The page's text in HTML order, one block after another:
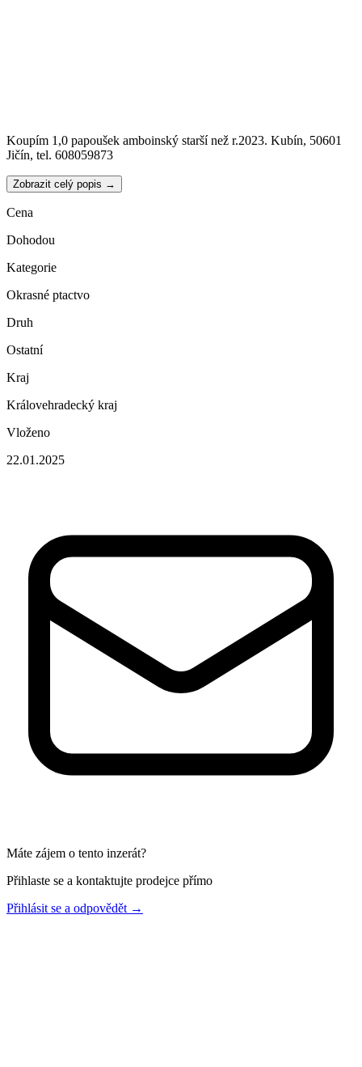
Koupím 1,0 papoušek amboinský starší než r.2023. Kubín, 50601
Jičín, tel. 608059873
Zobrazit celý popis →
Cena
Dohodou
Kategorie
Okrasné ptactvo
Druh
Ostatní
Kraj
Královehradecký kraj
Vloženo
22.01.2025
Máte zájem o tento inzerát?
Přihlaste se a kontaktujte prodejce přímo
Přihlásit se a odpovědět →